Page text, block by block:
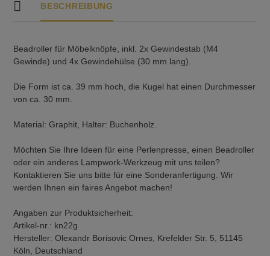
BESCHREIBUNG
Beadroller für Möbelknöpfe, inkl. 2x Gewindestab (M4
Gewinde) und 4x Gewindehülse (30 mm lang).
Die Form ist ca. 39 mm hoch, die Kugel hat einen Durchmesser
von ca. 30 mm.
Material: Graphit, Halter: Buchenholz.
Möchten Sie Ihre Ideen für eine Perlenpresse, einen Beadroller
oder ein anderes Lampwork-Werkzeug mit uns teilen?
Kontaktieren Sie uns bitte für eine Sonderanfertigung. Wir
werden Ihnen ein faires Angebot machen!
Angaben zur Produktsicherheit:
Artikel-nr.: kn22g
Hersteller: Olexandr Borisovic Ornes, Krefelder Str. 5, 51145
Köln, Deutschland